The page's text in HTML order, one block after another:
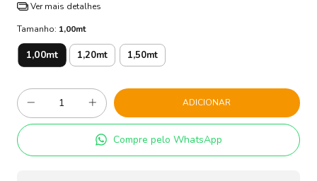
Ver mais detalhes
Tamanho: 1,00mt
1,00mt 1,20mt 1,50mt
Compre pelo WhatsApp